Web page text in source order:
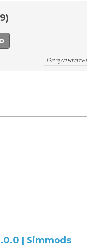
Результаты
| Simmods